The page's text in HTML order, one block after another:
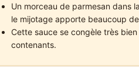
Un morceau de parmesan dans
le mijotage apporte beaucoup
Cette sauce se congèle très
contenants.